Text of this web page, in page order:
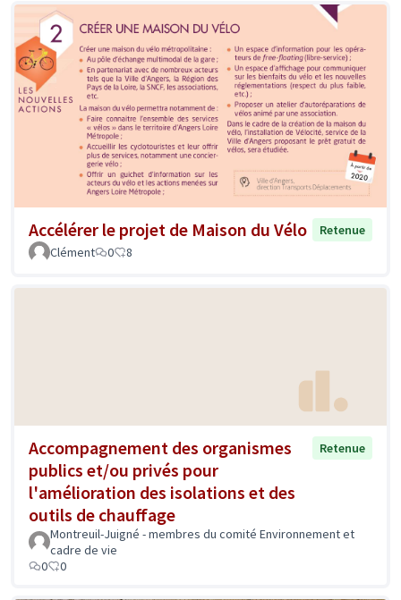
Accélérer le projet de Maison du Vélo
Retenue
Clément
0 8
Accompagnement des organismes
publics et/ou privés pour
l'amélioration des isolations et des
outils de chauffage
Retenue
Montreuil-Juigné - membres du comité Environnement et
cadre de vie
0
0